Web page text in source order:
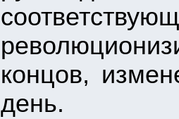
концов,
день.